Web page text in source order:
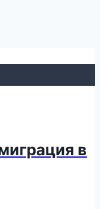
в